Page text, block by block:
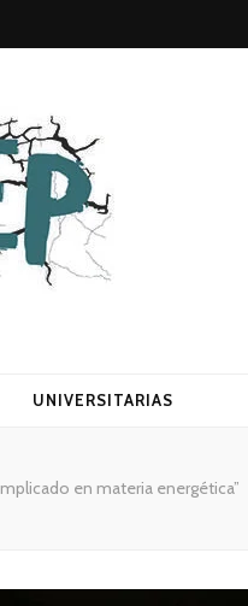
UNIVERSITARIAS
en materia energética”